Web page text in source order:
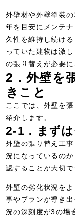
外壁材や外壁塗装
年を目安にメンテ
久性を維持し続け
っていた建物は激
の張り替えが必要に
2．外壁を
きこと
ここでは、外壁を
紹介します。
2-1．まず
外壁の張り替え工
況になっているの
認することが大切で
外壁の劣化状況を
事やプランが導き
況の深刻度が3の場